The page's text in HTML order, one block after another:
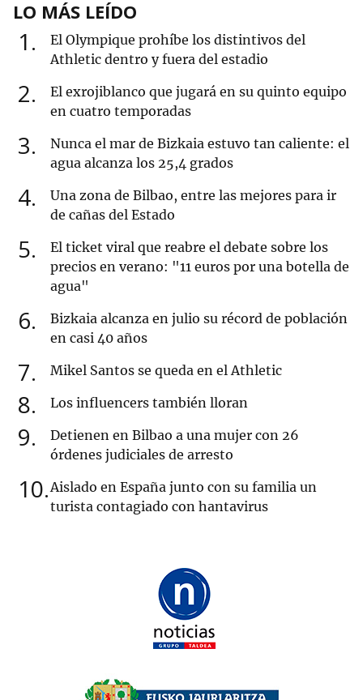
LO MÁS LEÍDO
1
El Olympique prohíbe los distintivos del
Athletic dentro y fuera del estadio
2
El exrojiblanco que jugará en su quinto equipo
en cuatro temporadas
3
Nunca el mar de Bizkaia estuvo tan caliente: el
agua alcanza los 25,4 grados
4
Una zona de Bilbao, entre las mejores para ir
de cañas del Estado
5
El ticket viral que reabre el debate sobre los
precios en verano: "11 euros por una botella de
agua"
6
Bizkaia alcanza en julio su récord de población
en casi 40 años
7 Mikel Santos se queda en el Athletic
8 Los influencers también lloran
9
Detienen en Bilbao a una mujer con 26
órdenes judiciales de arresto
10 Aislado en España junto con su familia un
turista contagiado con hantavirus